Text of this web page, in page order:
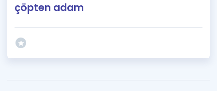
çöpten adam